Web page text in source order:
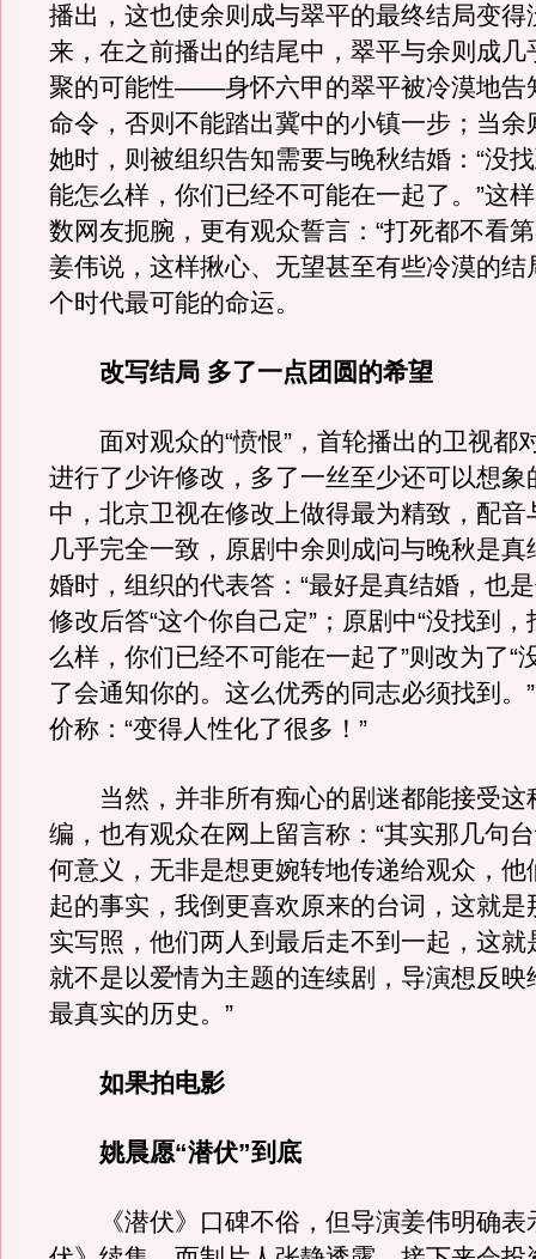
播出，这也使余则成与翠平的最终结局变得
来，在之前播出的结尾中，翠平与余则成几
聚的可能性——身怀六甲的翠平被冷漠地告
命令，否则不能踏出冀中的小镇一步；当余
她时，则被组织告知需要与晚秋结婚：“没
能怎么样，你们已经不可能在一起了。”这
数网友扼腕，更有观众誓言：“打死都不看
姜伟说，这样揪心、无望甚至有些冷漠的结
个时代最可能的命运。
改写结局 多了一点团圆的希望
面对观众的“愤恨”，首轮播出的卫视都
进行了少许修改，多了一丝至少还可以想象
中，北京卫视在修改上做得最为精致，配音
几乎完全一致，原剧中余则成问与晚秋是真
婚时，组织的代表答：“最好是真结婚，也
修改后答“这个你自己定”；原剧中“没找到
么样，你们已经不可能在一起了”则改为了“
了会通知你的。这么优秀的同志必须找到。
价称：“变得人性化了很多！”
当然，并非所有痴心的剧迷都能接受这
编，也有观众在网上留言称：“其实那几句
何意义，无非是想更婉转地传递给观众，他
起的事实，我倒更喜欢原来的台词，这就是
实写照，他们两人到最后走不到一起，这就
就不是以爱情为主题的连续剧，导演想反映
最真实的历史。”
如果拍电影
姚晨愿“潜伏”到底
《潜伏》口碑不俗，但导演姜伟明确表